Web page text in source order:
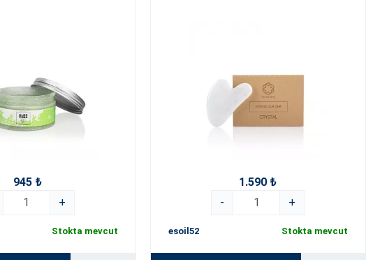
945 ₺
+
Stokta mevcut
1.590 ₺
-
+
esoil52 Stokta mevcut